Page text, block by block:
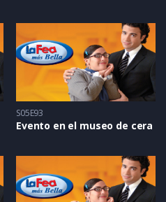
S05E93
Evento en el museo de cera